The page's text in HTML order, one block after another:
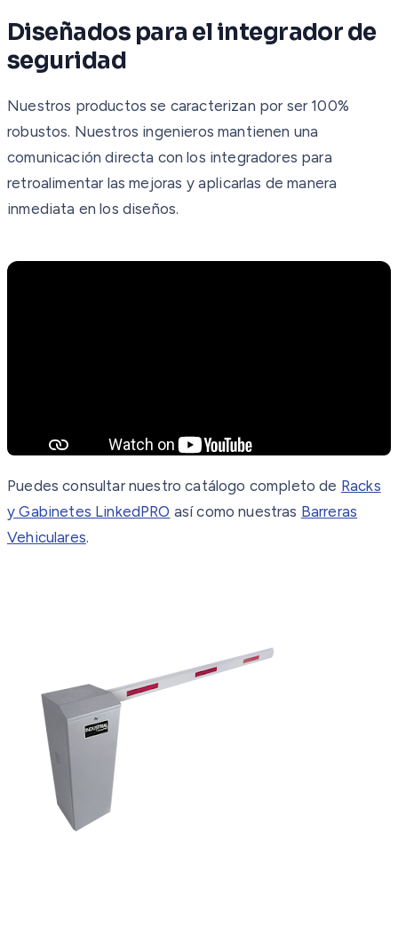
Diseñados para el integrador de
seguridad
Nuestros productos se caracterizan por ser 100%
robustos. Nuestros ingenieros mantienen una
comunicación directa con los integradores para
retroalimentar las mejoras y aplicarlas de manera
inmediata en los diseños.
Puedes consultar nuestro catálogo completo de Racks
y Gabinetes LinkedPRO así como nuestras Barreras
Vehiculares.